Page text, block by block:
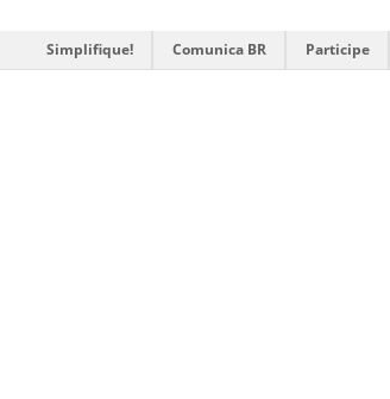
Simplifique! Comunica BR Participe